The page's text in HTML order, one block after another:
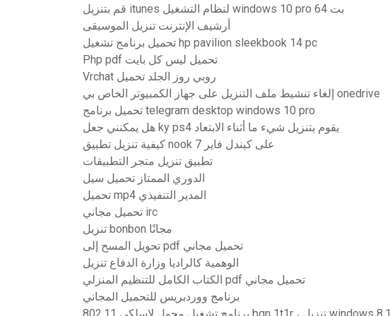
قم بتنزيل itunes لنظام التشغيل windows 10 pro 64 بت
أرشيف الإنترنت تنزيل الموسيقى
تحميل برنامج تشغيل hp pavilion sleekbook 14 pc
Php pdf تحميل ليس كل بايت
Vrchat روبي روز الجلد تحميل
إلغاء تنشيط ملف التنزيل على جهاز الكمبيوتر الخاص بي onedrive
تحميل برنامج telegram desktop windows 10 pro
هل يمكنني جعل ky ps4 يقوم بتنزيل شيء ما أثناء الابتعاد
كيفية تنزيل تطبيق nook على كيندل فاير 7
تطبيق تنزيل متجر التطبيقات
الدوري الممتاز تحميل سيل
تحميل mp4 المدير التنفيذي
تحميل مجاني irc
تنزيل bonbon مجانًا
تحويل المسح إلى pdf تحميل مجاني
الوهمية كالراديا وزارة الدفاع تنزيل
الكتاب الكامل للتنظيم المنزلي pdf تحميل مجاني
برنامج ووردبريس للتحميل المجاني